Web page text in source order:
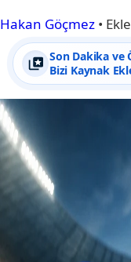
Hakan Göçmez •
Son Dakika ve
Bizi Kaynak